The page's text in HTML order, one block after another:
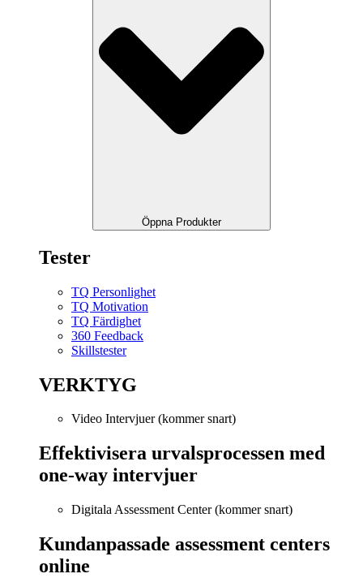
Öppna Produkter
Tester
TQ Personlighet
TQ Motivation
TQ Färdighet
360 Feedback
Skillstester
VERKTYG
Video Intervjuer (kommer snart)
Effektivisera urvalsprocessen med
one-way intervjuer
Digitala Assessment Center (kommer snart)
Kundanpassade assessment centers
online